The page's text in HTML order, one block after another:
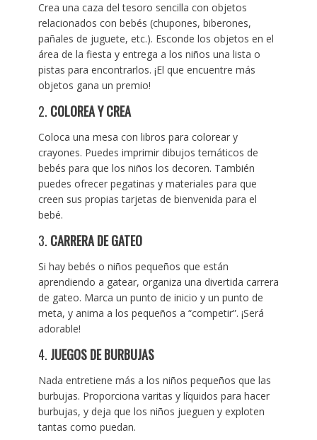
Crea una caza del tesoro sencilla con objetos
relacionados con bebés (chupones, biberones,
pañales de juguete, etc.). Esconde los objetos en el
área de la fiesta y entrega a los niños una lista o
pistas para encontrarlos. ¡El que encuentre más
objetos gana un premio!
2. COLOREA Y CREA
Coloca una mesa con libros para colorear y
crayones. Puedes imprimir dibujos temáticos de
bebés para que los niños los decoren. También
puedes ofrecer pegatinas y materiales para que
creen sus propias tarjetas de bienvenida para el
bebé.
3. CARRERA DE GATEO
Si hay bebés o niños pequeños que están
aprendiendo a gatear, organiza una divertida carrera
de gateo. Marca un punto de inicio y un punto de
meta, y anima a los pequeños a “competir”. ¡Será
adorable!
4. JUEGOS DE BURBUJAS
Nada entretiene más a los niños pequeños que las
burbujas. Proporciona varitas y líquidos para hacer
burbujas, y deja que los niños jueguen y exploten
tantas como puedan.